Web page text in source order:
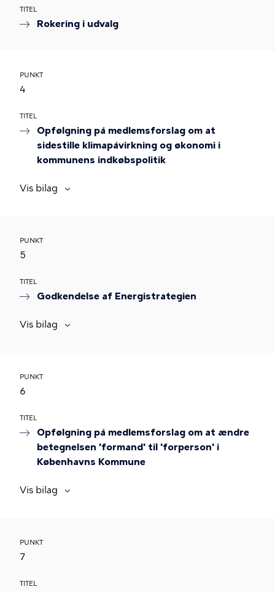
TITEL
Rokering i udvalg
PUNKT
4
TITEL
Opfølgning på medlemsforslag om at
sidestille klimapåvirkning og økonomi i
kommunens indkøbspolitik
Vis bilag
PUNKT
5
TITEL
Godkendelse af Energistrategien
Vis bilag
PUNKT
6
TITEL
Opfølgning på medlemsforslag om at ændre
betegnelsen 'formand' til 'forperson' i
Københavns Kommune
Vis bilag
PUNKT
7
TITEL